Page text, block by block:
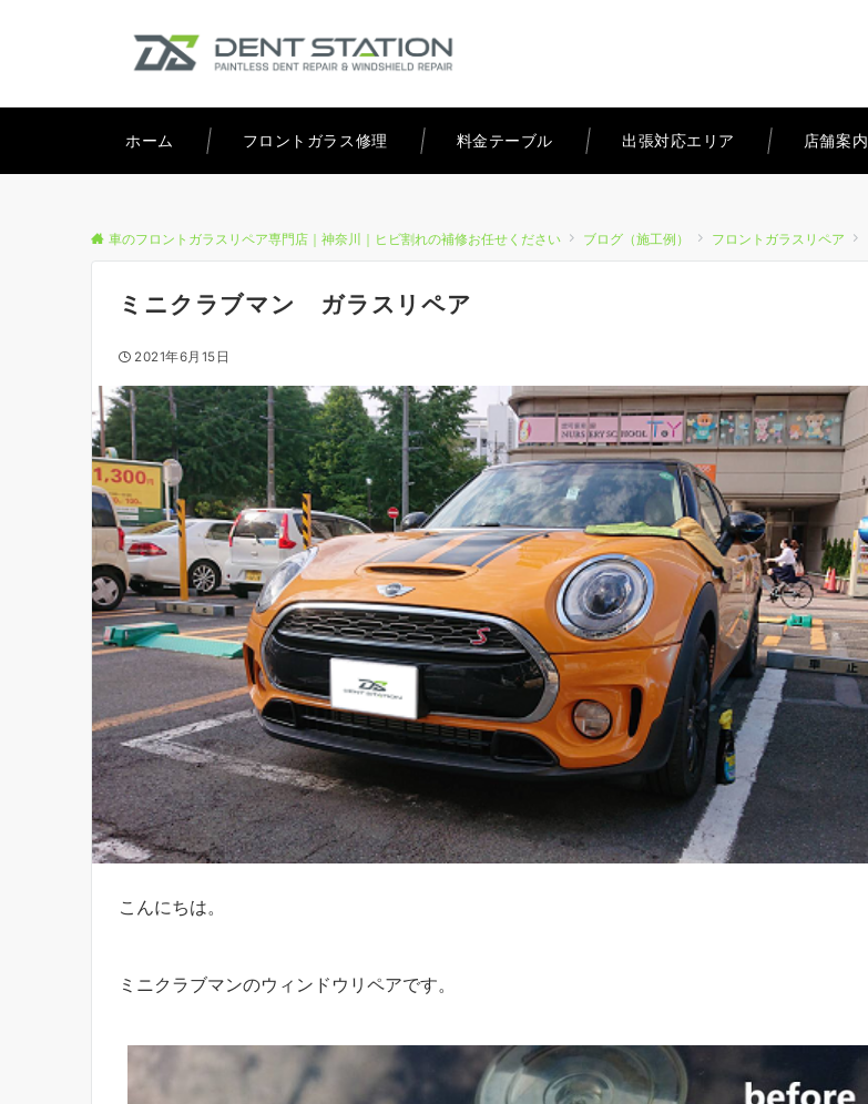
ホーム フロントガラス修理 料金テーブル 出張対応エリア 店舗案内
車のフロントガラスリペア専門店｜神奈川｜ヒビ割れの補修お任せください ブログ（施工例） フロントガラスリペア
ミニクラブマン ガラスリペア
2021年6月15日
こんにちは。
ミニクラブマンのウィンドウリペアです。